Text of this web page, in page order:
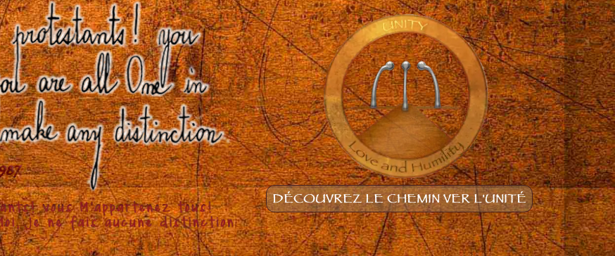
DÉCOUVREZ LE CHEMIN VER L'UNITÉ